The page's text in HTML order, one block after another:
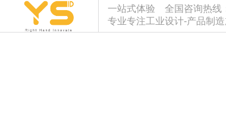
一站式体验 全国咨询热线
专业专注工业设计-产品制